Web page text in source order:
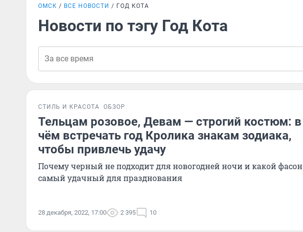
ОМСК ВСЕ НОВОСТИ ГОД КОТА
Новости по тэгу Год Кота
СТИЛЬ И КРАСОТА ОБЗОР
Тельцам розовое, Девам — строгий костюм: в
чём встречать год Кролика знакам зодиака,
чтобы привлечь удачу
Почему черный не подходит для новогодней ночи и какой фасон
самый удачный для празднования
28 декабря, 2022, 17:00 2 395 10